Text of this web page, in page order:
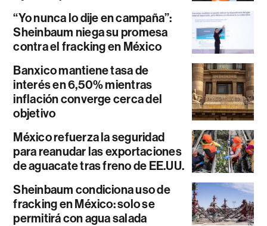
“Yo nunca lo dije en campaña”:
Sheinbaum niega su promesa
contra el fracking en México
Banxico mantiene tasa de
interés en 6,50% mientras
inflación converge cerca del
objetivo
México refuerza la seguridad
para reanudar las exportaciones
de aguacate tras freno de EE.UU.
Sheinbaum condiciona uso de
fracking en México: solo se
permitirá con agua salada